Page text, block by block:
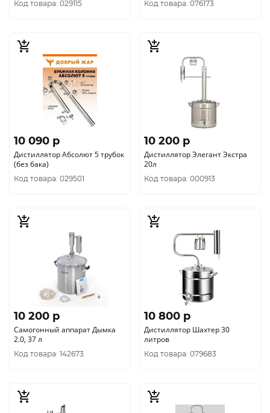
Код товара: 029115 Код товара: 076173
10 090 p
Дистиллятор Абсолют 5 трубок
(без бака)
Код товара: 029501
10 200 p
Дистиллятор Элегант Экстра
20л
Код товара: 000913
10 200 p
Самогонный аппарат Дымка
2.0, 37 л
Код товара: 142673
10 800 p
Дистиллятор Шахтер 30
литров
Код товара: 079683